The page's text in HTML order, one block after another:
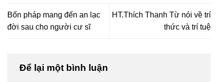
Bốn pháp mang đến an lạc
đời sau cho người cư sĩ
HT.Thích Thanh Từ nói về trí
thức và trí tuệ
Để lại một bình luận